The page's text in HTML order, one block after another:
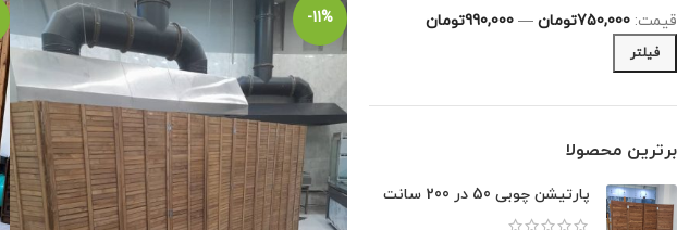
فیلتر
قیمت: 750,000تومان — 990,000تومان
برترین محصولا
پارتیشن چوبی 50 در 200 سانت
-11%